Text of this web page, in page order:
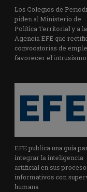
Los Colegios de
piden al Ministerio de
Política Territorial y a la
Agencia EFE que
convocatorias de
favorecer el intrusismo
EFE publica una guía
integrar la inteligencia
artificial en sus
informativos con
humana